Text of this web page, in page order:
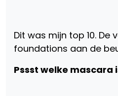
Dit was mijn top 10. De
foundations aan de
Pssst welke mascara